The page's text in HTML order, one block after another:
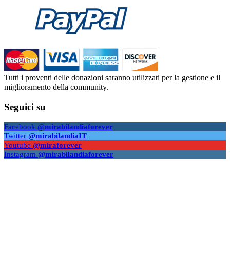
Tutti i proventi delle donazioni saranno utilizzati per la gestione e il
miglioramento della community.
Seguici su
Facebook @mirabilandiaforever
Twitter @mirabilandiaIT
Youtube @miraforever
Instagram @mirabilandiaforever